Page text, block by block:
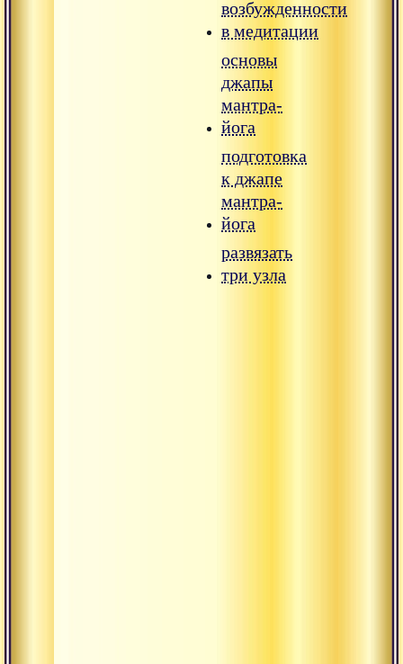
возбужденности
в медитации
основы
джапы
мантра-
йога
подготовка
к джапе
мантра-
йога
развязать
три узла